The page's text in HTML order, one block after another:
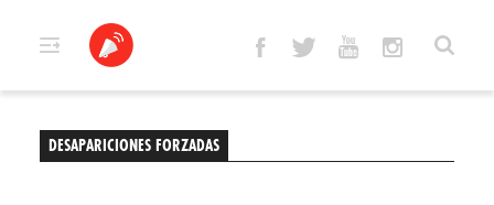
DESAPARICIONES FORZADAS